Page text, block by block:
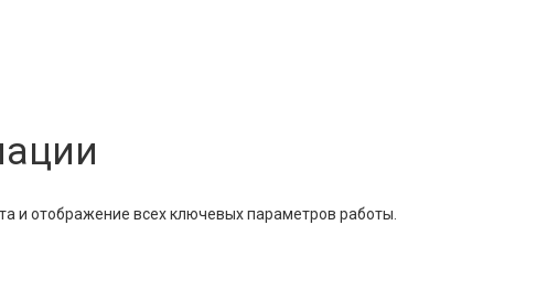
и отображение всех ключевых параметров работы.